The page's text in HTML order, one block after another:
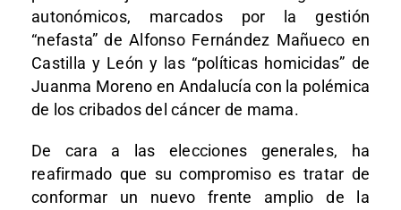
autonómicos, marcados por la gestión
“nefasta” de Alfonso Fernández Mañueco en
Castilla y León y las “políticas homicidas” de
Juanma Moreno en Andalucía con la polémica
de los cribados del cáncer de mama.
De cara a las elecciones generales, ha
reafirmado que su compromiso es tratar de
conformar un nuevo frente amplio de la